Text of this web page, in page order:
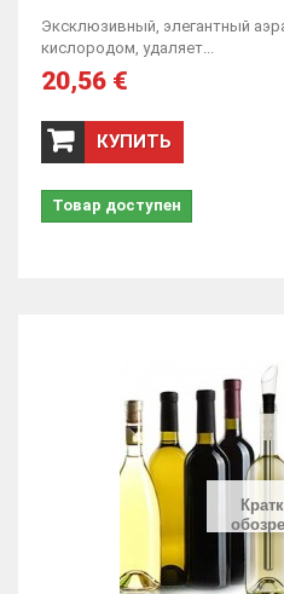
Эксклюзивный, элегантный
кислородом, удаляет...
20,56 €
КУПИТЬ
Товар доступен